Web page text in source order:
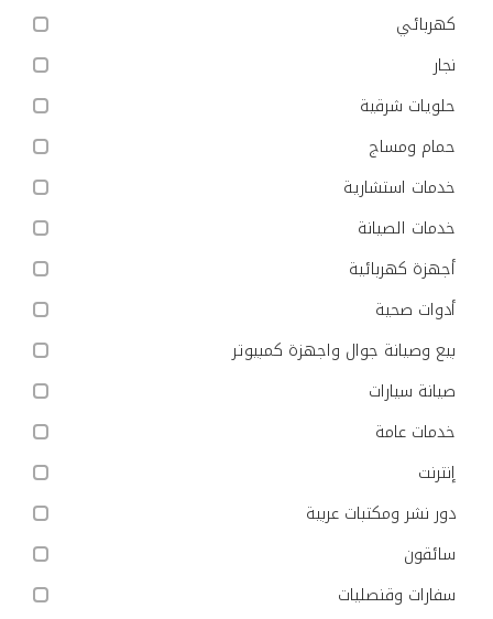
كهربائي
نجار
حلويات شرقية
حمام ومساج
خدمات استشارية
خدمات الصيانة
أجهزة كهربائية
أدوات صحية
بيع وصيانة جوال واجهزة كمبيوتر
صيانة سيارات
خدمات عامة
إنترنت
دور نشر ومكتبات عربية
سائقون
سفارات وقنصليات